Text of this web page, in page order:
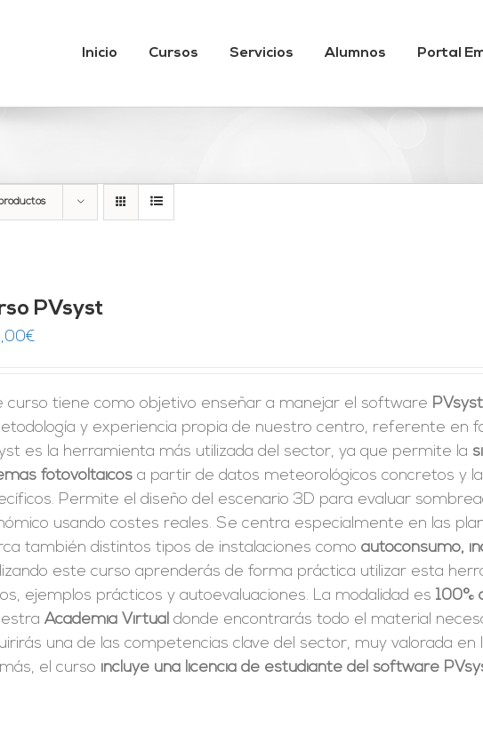
Inicio Cursos Servicios Alumnos Portal
PVsyst
€
curso tiene como objetivo enseñar a manejar el software
y experiencia propia de nuestro centro, referente en
es la herramienta más utilizada del sector, ya que permite la
fotovoltaicos a partir de datos meteorológicos concretos y
Permite el diseño del escenario 3D para evaluar
usando costes reales. Se centra especialmente en las
también distintos tipos de instalaciones comoautoconsumo,
este curso aprenderás de forma práctica utilizar esta
ejemplos prácticos y autoevaluaciones. La modalidad es100%
Academia Virtual donde encontrarás todo el material
una de las competencias clave del sector, muy valorada en
el curso incluye una licencia de estudiante del software